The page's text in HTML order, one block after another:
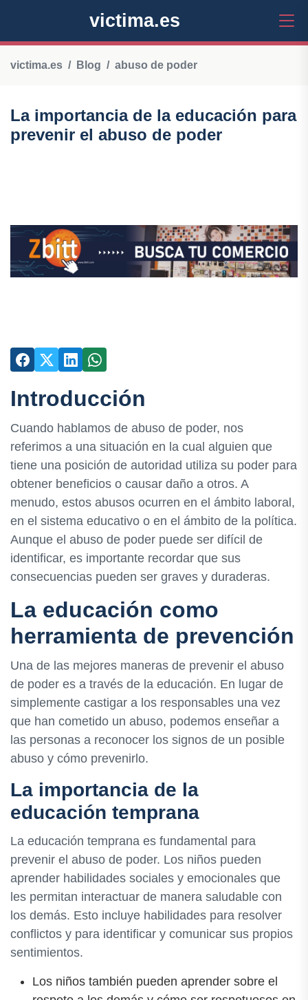
victima.es
victima.es Blog abuso de poder
La importancia de la educación para
prevenir el abuso de poder
Introducción
Cuando hablamos de abuso de poder, nos
referimos a una situación en la cual alguien que
tiene una posición de autoridad utiliza su poder para
obtener beneficios o causar daño a otros. A
menudo, estos abusos ocurren en el ámbito laboral,
en el sistema educativo o en el ámbito de la política.
Aunque el abuso de poder puede ser difícil de
identificar, es importante recordar que sus
consecuencias pueden ser graves y duraderas.
La educación como
herramienta de prevención
Una de las mejores maneras de prevenir el abuso
de poder es a través de la educación. En lugar de
simplemente castigar a los responsables una vez
que han cometido un abuso, podemos enseñar a
las personas a reconocer los signos de un posible
abuso y cómo prevenirlo.
La importancia de la
educación temprana
La educación temprana es fundamental para
prevenir el abuso de poder. Los niños pueden
aprender habilidades sociales y emocionales que
les permitan interactuar de manera saludable con
los demás. Esto incluye habilidades para resolver
conflictos y para identificar y comunicar sus propios
sentimientos.
Los niños también pueden aprender sobre el